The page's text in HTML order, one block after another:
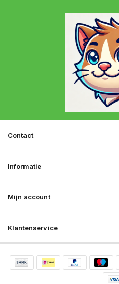
Klantenservice
Mijn account
Informatie
Contact